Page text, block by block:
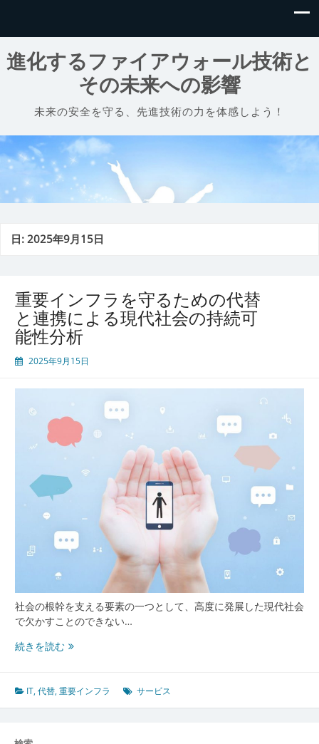
進化するファイアウォール技術と
その未来への影響
未来の安全を守る、先進技術の力を体感しよう！
日:2025年9月15日
重要インフラを守るための代替
と連携による現代社会の持続可
能性分析
2025年9月15日
社会の根幹を支える要素の一つとして、高度に発展した現代社会
で欠かすことのできない…
続きを読む重
ン
フ
IT,代替,重要インフラ サービス